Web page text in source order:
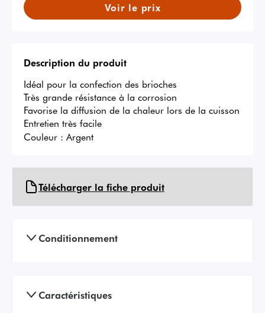
Voir le prix
Description du produit
Idéal pour la confection des brioches
Très grande résistance à la corrosion
Favorise la diffusion de la chaleur lors de la cuisson
Entretien très facile
Couleur : Argent
Télécharger la fiche produit
Conditionnement
Caractéristiques